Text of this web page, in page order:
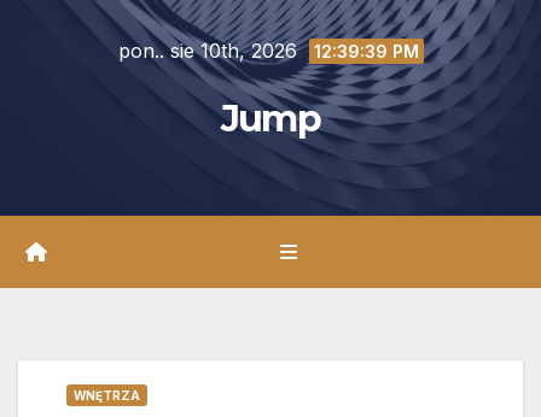
pon.. sie 10th, 2026 12:39:40 PM
Jump
WNĘTRZA